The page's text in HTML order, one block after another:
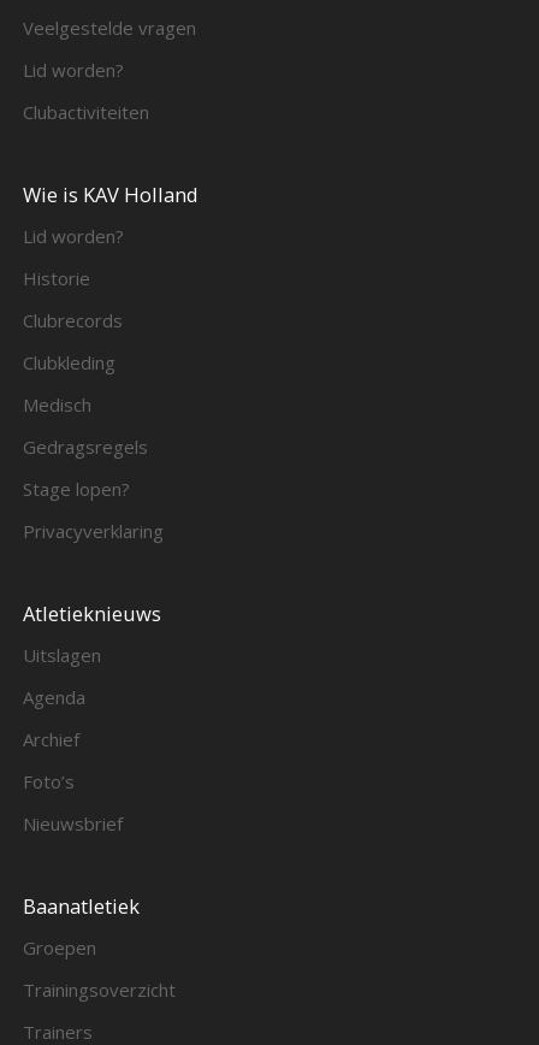
Veelgestelde vragen
Lid worden?
Clubactiviteiten
Wie is KAV Holland
Lid worden?
Historie
Clubrecords
Clubkleding
Medisch
Gedragsregels
Stage lopen?
Privacyverklaring
Atletieknieuws
Uitslagen
Agenda
Archief
Foto’s
Nieuwsbrief
Baanatletiek
Groepen
Trainingsoverzicht
Trainers